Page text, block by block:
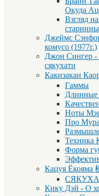
Окуда
Взгляд
Джеймс
комусо (1977г.)
Джон Сингер -
сякухати
Какизакаи
Гаммы
Длинные
Ноты
Про
Техника
Форма
Кацуя Ёкояма
Кику Дэй - О